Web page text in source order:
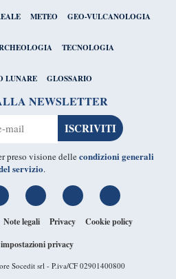
METEO GEO-VULCANOLOGIA
TECNOLOGIA
LUNARE GLOSSARIO
NEWSLETTER
preso visione dellecondizioni generali
servizio.
Note legali Privacy
Cookie policy
privacy
Socedit srl - P.iva/CF 02901400800